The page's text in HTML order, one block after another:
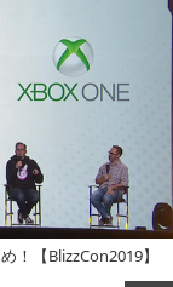
！【BlizzCon2019】